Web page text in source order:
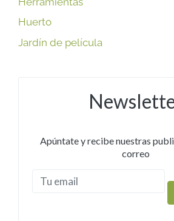
Huerto
Jardín de película
Apúntate y recibe nuestras
correo